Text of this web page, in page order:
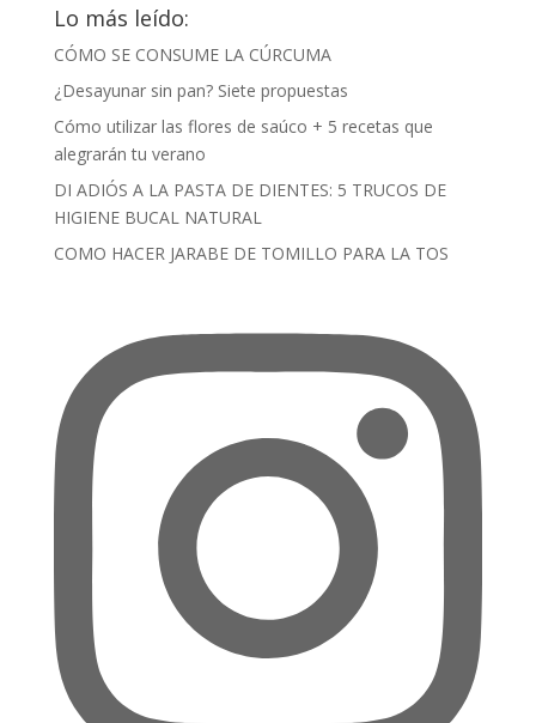
Lo más leído:
CÓMO SE CONSUME LA CÚRCUMA
¿Desayunar sin pan? Siete propuestas
Cómo utilizar las flores de saúco + 5 recetas que
alegrarán tu verano
DI ADIÓS A LA PASTA DE DIENTES: 5 TRUCOS DE
HIGIENE BUCAL NATURAL
COMO HACER JARABE DE TOMILLO PARA LA TOS